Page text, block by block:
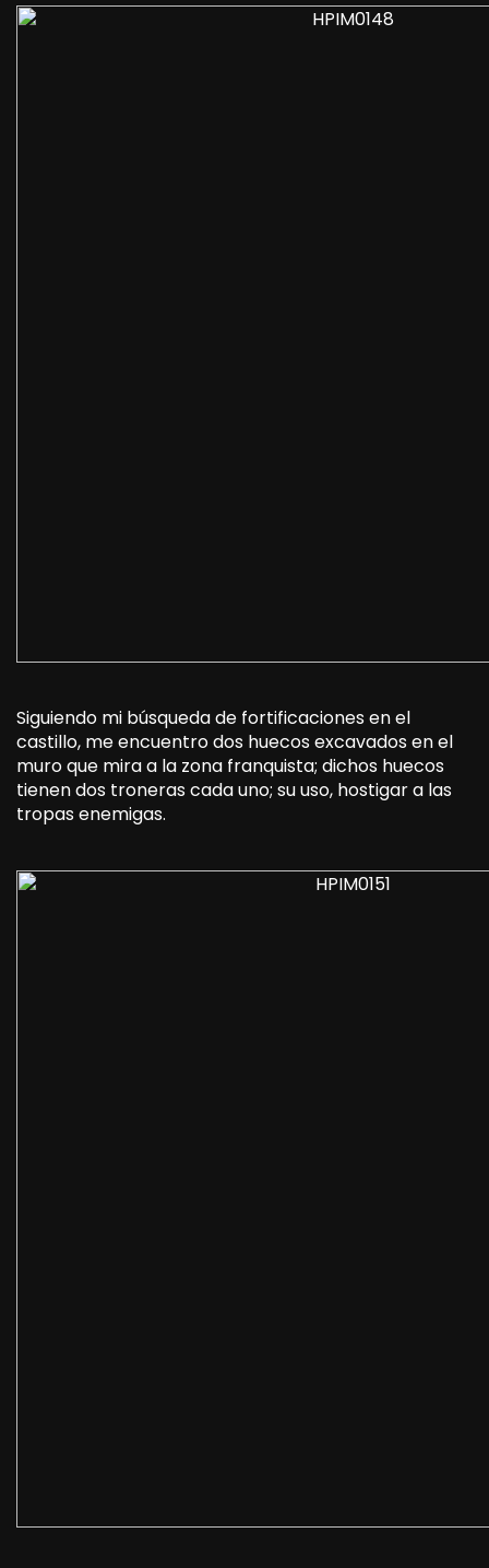
Siguiendo mi búsqueda de fortificaciones en el
castillo, me encuentro dos huecos excavados en el
muro que mira a la zona franquista; dichos huecos
tienen dos troneras cada uno; su uso, hostigar a las
tropas enemigas.